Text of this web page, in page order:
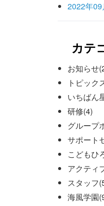
2022年09
カテ
お知らせ
トピック
いちばん
研修(4)
グループ
サポート
こども
アクティ
スタッフ
海風学園